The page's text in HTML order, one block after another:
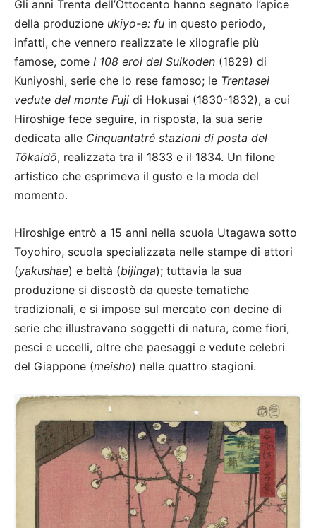
Gli anni Trenta dell’Ottocento hanno segnato l’apice
della produzione ukiyo-e: fu in questo periodo,
infatti, che vennero realizzate le xilografie più
famose, come I 108 eroi del Suikoden (1829) di
Kuniyoshi, serie che lo rese famoso; le Trentasei
vedute del monte Fuji di Hokusai (1830-1832), a cui
Hiroshige fece seguire, in risposta, la sua serie
dedicata alle Cinquantatré stazioni di posta del
Tōkaidō, realizzata tra il 1833 e il 1834. Un filone
artistico che esprimeva il gusto e la moda del
momento.
Hiroshige entrò a 15 anni nella scuola Utagawa sotto
Toyohiro, scuola specializzata nelle stampe di attori
(yakushae) e beltà (bijinga); tuttavia la sua
produzione si discostò da queste tematiche
tradizionali, e si impose sul mercato con decine di
serie che illustravano soggetti di natura, come fiori,
pesci e uccelli, oltre che paesaggi e vedute celebri
del Giappone (meisho) nelle quattro stagioni.